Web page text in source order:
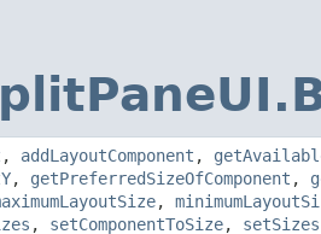
, addLayoutComponent ,
, getPreferredSizeOfComponent ,
,
, setComponentToSize, setSizes